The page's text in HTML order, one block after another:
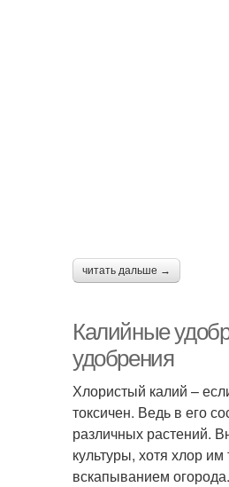
читать дальше →
Калийные
удобрения
Хлористый калий –
токсичен. Ведь в его
различных растений.
культуры, хотя хлор
вскапыванием